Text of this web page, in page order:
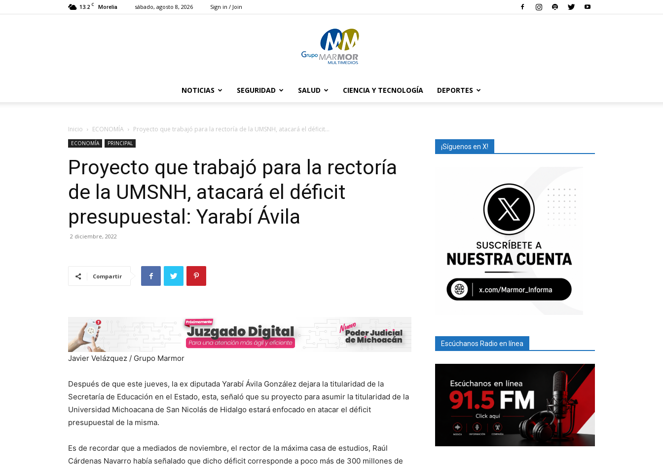
13.2 C Morelia sábado, agosto 8, 2026 Sign in / Join
Marmor
NOTICIAS SEGURIDAD SALUD CIENCIA Y TECNOLOGÍA DEPORTES
Inicio ECONOMÍA Proyecto que trabajó para la rectoría de la UMSNH, atacará el déficit...
ECONOMÍA PRINCIPAL
Proyecto que trabajó para la rectoría
de la UMSNH, atacará el déficit
presupuestal: Yarabí Ávila
2 diciembre, 2022
Compartir
Javier Velázquez / Grupo Marmor
Después de que este jueves, la ex diputada Yarabí Ávila González dejara la titularidad de la
Secretaría de Educación en el Estado, esta, señaló que su proyecto para asumir la titularidad de la
Universidad Michoacana de San Nicolás de Hidalgo estará enfocado en atacar el déficit
presupuestal de la misma.
Es de recordar que a mediados de noviembre, el rector de la máxima casa de estudios, Raúl
Cárdenas Navarro había señalado que dicho déficit corresponde a poco más de 300 millones de
¡Síguenos en X!
Escúchanos Radio en línea